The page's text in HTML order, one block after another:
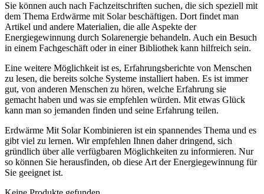
Sie können auch nach Fachzeitschriften suchen, die sich speziell mit
dem Thema Erdwärme mit Solar beschäftigen. Dort findet man
Artikel und andere Materialien, die alle Aspekte der
Energiegewinnung durch Solarenergie behandeln. Auch ein Besuch
in einem Fachgeschäft oder in einer Bibliothek kann hilfreich sein.
Eine weitere Möglichkeit ist es, Erfahrungsberichte von Menschen
zu lesen, die bereits solche Systeme installiert haben. Es ist immer
gut, von anderen Menschen zu hören, welche Erfahrung sie
gemacht haben und was sie empfehlen würden. Mit etwas Glück
kann man so jemanden finden und seine Erfahrung teilen.
Erdwärme Mit Solar Kombinieren ist ein spannendes Thema und es
gibt viel zu lernen. Wir empfehlen Ihnen daher dringend, sich
gründlich über alle verfügbaren Möglichkeiten zu informieren. Nur
so können Sie herausfinden, ob diese Art der Energiegewinnung für
Sie geeignet ist.